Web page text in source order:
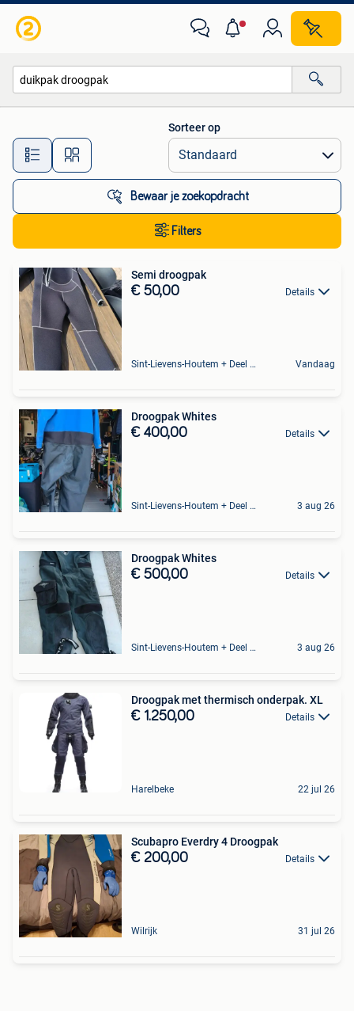
Alle afstanden…
Sorteer op
Bewaar je zoekopdracht
Filters
Semi droogpak
€ 50,00 Details
Sint-Lievens-Houtem + Deel Oombergen Vandaag
Droogpak Whites
€ 400,00 Details
Sint-Lievens-Houtem + Deel Oombergen 3 aug 26
Droogpak Whites
€ 500,00 Details
Sint-Lievens-Houtem + Deel Oombergen 3 aug 26
Droogpak met thermisch onderpak. XL
€ 1.250,00 Details
Harelbeke 22 jul 26
Scubapro Everdry 4 Droogpak
€ 200,00 Details
Wilrijk 31 jul 26